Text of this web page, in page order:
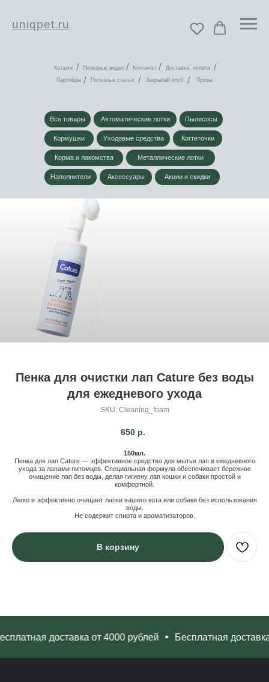
uniqpet.ru
Каталог Полезные видео
/ / Контакты
Доставка, оплата
Партнёры
Полезные статьи Закрытый клуб Призы
/
/
/
/ /
Все товары Автоматические лотки Пылесосы
Кормушки Уходовые средства
Корма и лакомства
Когтеточки
Аксессуары
Наполнители
Металлические лотки
Акции и скидки
Пенка для очистки лап Cature без воды
для ежедневого ухода
SKU: Cleaning_foam
650 р.
150мл.
Пенка для лап Cature — эффективное средство для мытья лап и ежедневного
ухода за лапами питомцев. Специальная формула обеспечивает бережное
очищение лап без воды, делая гигиену лап кошки и собаки простой и
комфортной.
Легко и эффективно очищает лапки вашего кота или собаки без использования
воды.
Не содержит спирта и ароматизаторов.
В корзину
доставка от 4000 рублей Бесплатная доставка